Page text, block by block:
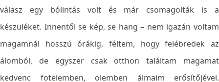
válasz egy bólintás volt és már csomagolták is a
készüléket. Innentől se kép, se hang – nem igazán voltam
magamnál hosszú órákig, féltem, hogy felébredek az
álomból, de egyszer csak otthon találtam magamat
kedvenc fotelemben, ölemben álmaim erősítőjével.